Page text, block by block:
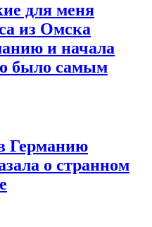
для меня
из Омска
и начала
было самым
Германию
о странном